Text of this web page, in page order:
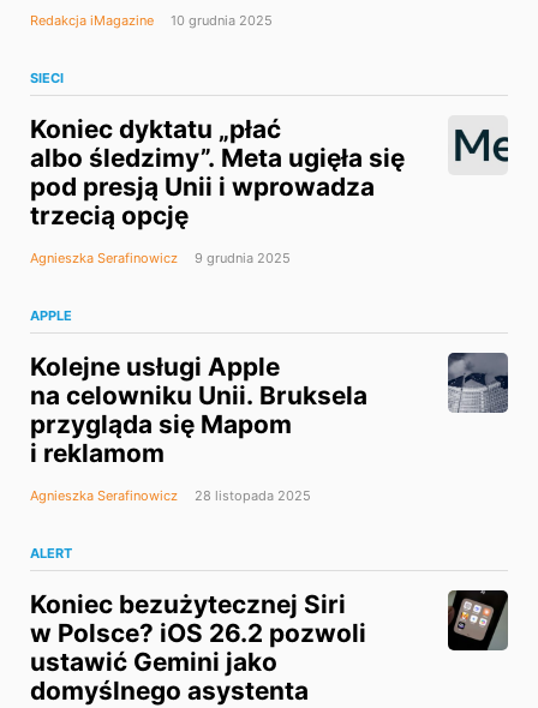
Redakcja iMagazine 10 grudnia 2025
SIECI
Koniec dyktatu „płać
albo śledzimy”. Meta ugięła się
pod presją Unii i wprowadza
trzecią opcję
Agnieszka Serafinowicz 9 grudnia 2025
APPLE
Kolejne usługi Apple
na celowniku Unii. Bruksela
przygląda się Mapom
i reklamom
Agnieszka Serafinowicz 28 listopada 2025
ALERT
Koniec bezużytecznej Siri
w Polsce? iOS 26.2 pozwoli
ustawić Gemini jako
domyślnego asystenta